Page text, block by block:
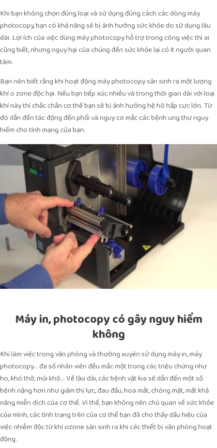
Khi bạn không chọn đúng loại và sử dụng đúng cách các dòng máy
photocopy, bạn có khả năng sẽ bị ảnh hưởng sức khỏe do sử dụng lâu
dài. Lợi ích của việc dùng máy photocopy hỗ trợ trong công việc thì ai
cũng biết, nhưng nguy hại của chúng đến sức khỏe lại có ít người quan
tâm.
Bạn nên biết rằng khi hoạt động máy photocopy sản sinh ra một lượng
khí o zone độc hại. Nếu bạn tiếp xúc nhiều và trong thời gian dài với loại
khí này thì chắc chắn cơ thể bạn sẽ bị ảnh hưởng hệ hô hấp cực lớn. Từ
đó dẫn đến tác động đến phổi và nguy cơ mắc các bệnh ung thư nguy
hiểm cho tính mạng của bạn.
Máy in, photocopy có gây nguy hiểm
không
Khi làm việc trong văn phòng và thường xuyên sử dụng máy in, máy
photocopy… đa số nhân viên đều mắc một trong các triệu chứng như
ho, khó thở, mũi khô… Về lâu dài, các bệnh vặt kia sẽ dẫn đến một số
bệnh nặng hơn như giảm thị lực, đau đầu, hoa mắt, chóng mặt, mất khả
năng miễn dịch của cơ thể. Vì thế, bạn không nên chủ quan về sức khỏe
của mình, các tình trạng trên của cơ thể bạn đã cho thấy dấu hiệu của
việc nhiễm độc từ khí ozone sản sinh ra khi các thiết bị văn phòng hoạt
động.